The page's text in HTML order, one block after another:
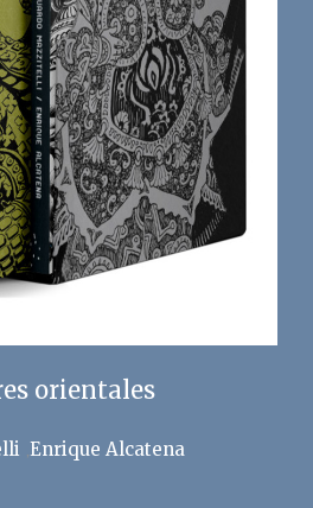
orientales
Enrique Alcatena